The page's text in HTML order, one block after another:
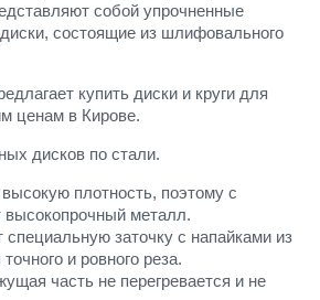
собой упрочненные
состоящие из шлифовального
купить диски и круги для
ценам в Кирове.
дисков по стали.
плотность, поэтому с
высокопрочный металл.
заточку с напайками из
и ровного реза.
часть не перегревается и не